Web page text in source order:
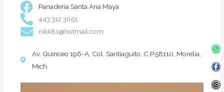
Panaderia Santa Ana Maya
443 312 3051
nikk81@hotmail.com
Av. Quinceo 196-A, Col. Santiaguito, C.P.58110, Morelia,
Mich.
f